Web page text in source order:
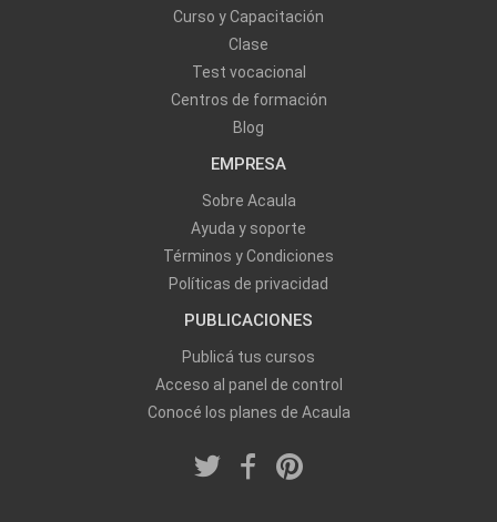
Curso y Capacitación
Clase
Test vocacional
Centros de formación
Blog
EMPRESA
Sobre Acaula
Ayuda y soporte
Términos y Condiciones
Políticas de privacidad
PUBLICACIONES
Publicá tus cursos
Acceso al panel de control
Conocé los planes de Acaula